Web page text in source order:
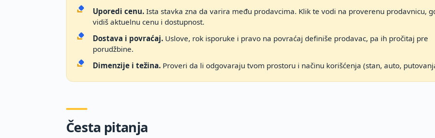
Uporedi cenu. Ista stavka zna da varira među prodavcima. Klik te vodi na proverenu prodavnicu,
vidiš aktuelnu cenu i dostupnost.
Dostava i povraćaj. Uslove, rok isporuke i pravo na povraćaj definiše prodavac, pa ih pročitaj pre
porudžbine.
Dimenzije i težina. Proveri da li odgovaraju tvom prostoru i načinu korišćenja (stan, auto,
Česta pitanja